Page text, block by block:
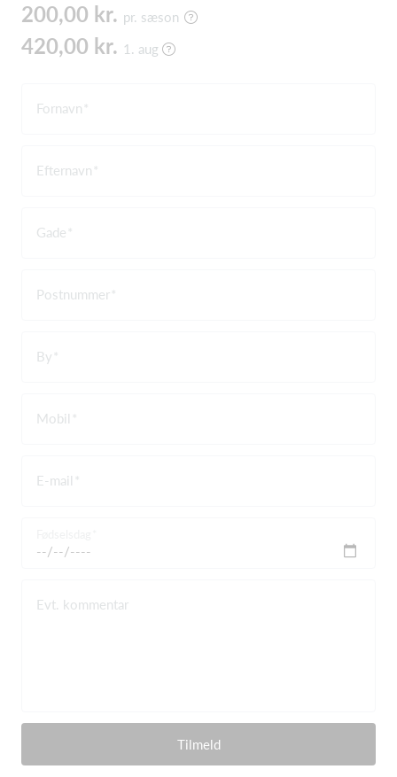
200,00 kr. pr. sæson
420,00 kr. 1. aug
Fornavn
Efternavn
Gade
Postnummer
By
Mobil
E-mail
Evt. kommentar
Tilmeld